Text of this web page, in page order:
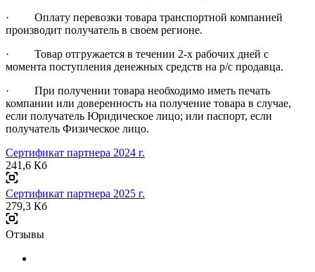
· Оплату перевозки товара транспортной компанией
производит получатель в своем регионе.
· Товар отгружается в течении 2-х рабочих дней с
момента поступления денежных средств на р/с продавца.
· При получении товара необходимо иметь печать
компании или доверенность на получение товара в случае,
если получатель Юридическое лицо; или паспорт, если
получатель Физическое лицо.
Сертификат партнера 2024 г.
241,6 Кб
Сертификат партнера 2025 г.
279,3 Кб
Отзывы